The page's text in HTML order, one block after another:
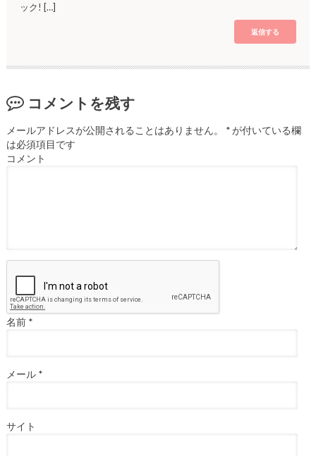
ック! […]
返信する
コメントを残す
メールアドレスが公開されることはありません。 *が付いている欄
は必須項目です
コメント
名前 *
メール *
サイト